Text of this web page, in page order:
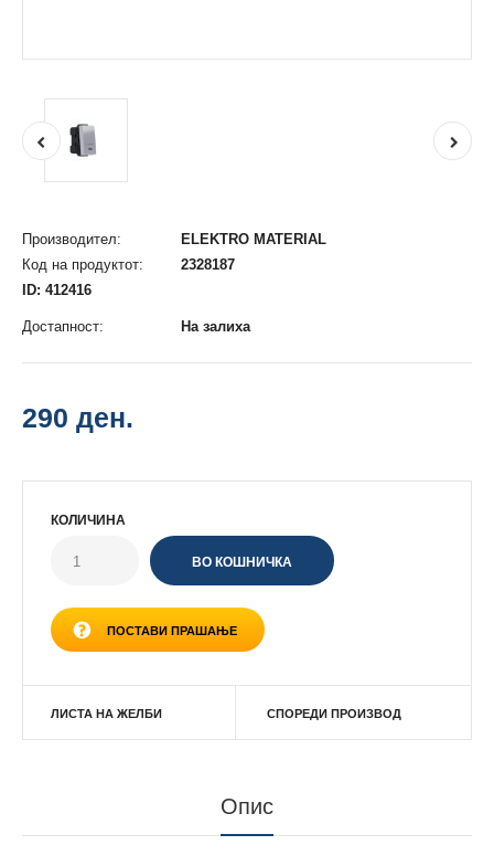
Производител:
ELEKTRO MATERIAL
Код на продуктот:
2328187
ID: 412416
Достапност: На залиха
290 ден.
КОЛИЧИНА
ПОСТАВИ ПРАШАЊЕ
ЛИСТА НА ЖЕЛБИ СПОРЕДИ ПРОИЗВОД
Опис